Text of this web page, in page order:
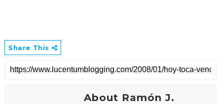
Share This
About Ramón J.